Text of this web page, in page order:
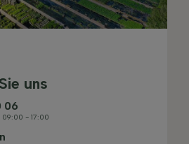
uns
06
- 17:00